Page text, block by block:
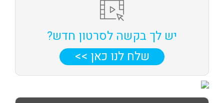
יש לך בקשה לסרטון חדש?
שלח לנו כאן >>